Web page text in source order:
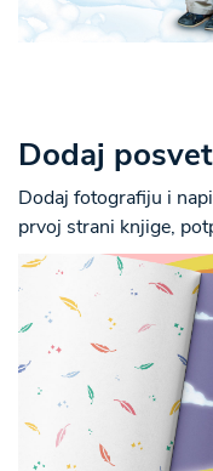
Dodaj
Dodaj fotografiju i
prvoj strani knjige,